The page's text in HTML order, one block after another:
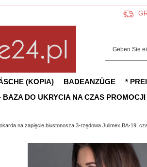
(KOPIA) BADEANZÜGE *
BAZA DO UKRYCIA NA CZAS PROMOCJI
na zapięcie biustonosza 3-rzędowa Julimex BA-19,